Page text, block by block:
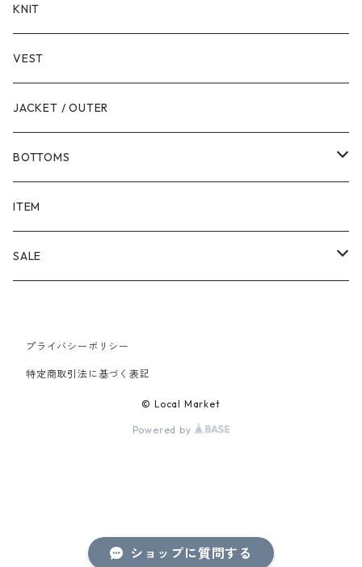
ショップに質問する
LONG SLEEVE
KNIT
VEST
JACKET / OUTER
BOTTOMS
SHORTS
PANTS
ITEM
SALE
PANTS
プライバシーポリシー
特定商取引法に基づく表記
© Local Market
Powered by